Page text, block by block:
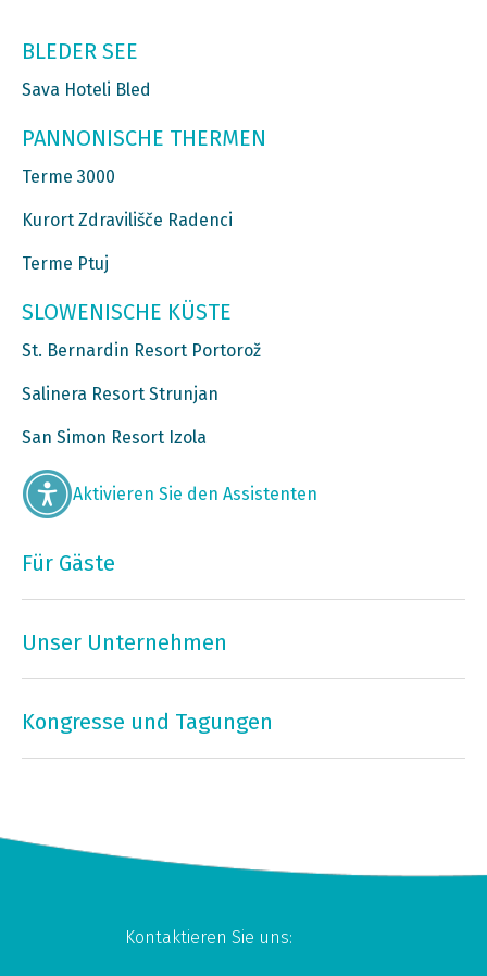
BLEDER SEE
Sava Hoteli Bled
PANNONISCHE THERMEN
Terme 3000
Kurort Zdravilišče Radenci
Terme Ptuj
SLOWENISCHE KÜSTE
St. Bernardin Resort Portorož
Salinera Resort Strunjan
San Simon Resort Izola
Aktivieren Sie den Assistenten
Für Gäste
Unser Unternehmen
Kongresse und Tagungen
Kontaktieren Sie uns: